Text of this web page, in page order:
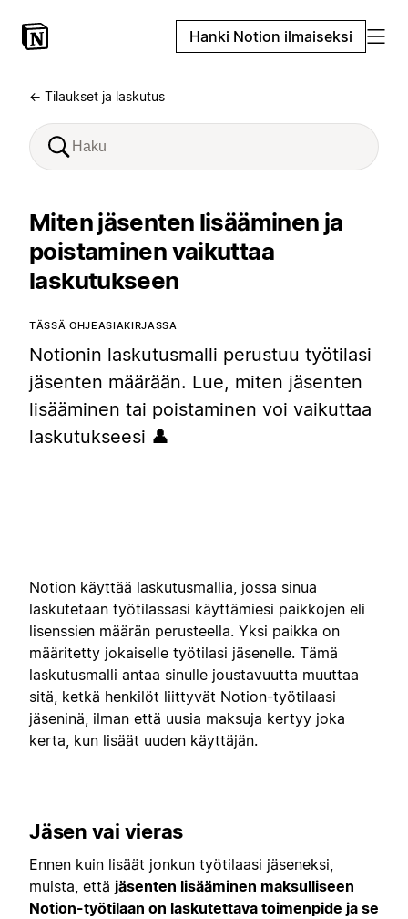
Hanki Notion ilmaiseksi
← Tilaukset ja laskutus
Miten jäsenten lisääminen ja
poistaminen vaikuttaa
laskutukseen
TÄSSÄ OHJEASIAKIRJASSA
Notionin laskutusmalli perustuu työtilasi
jäsenten määrään. Lue, miten jäsenten
lisääminen tai poistaminen voi vaikuttaa
laskutukseesi 👤
Notion käyttää laskutusmallia, jossa sinua
laskutetaan työtilassasi käyttämiesi paikkojen eli
lisenssien määrän perusteella. Yksi paikka on
määritetty jokaiselle työtilasi jäsenelle. Tämä
laskutusmalli antaa sinulle joustavuutta muuttaa
sitä, ketkä henkilöt liittyvät Notion-työtilaasi
jäseninä, ilman että uusia maksuja kertyy joka
kerta, kun lisäät uuden käyttäjän.
Jäsen vai vieras
Ennen kuin lisäät jonkun työtilaasi jäseneksi,
muista, että jäsenten lisääminen maksulliseen
Notion-työtilaan on laskutettava toimenpide ja se